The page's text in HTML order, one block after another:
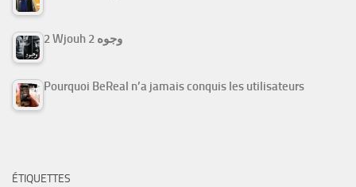
2 Wjouh 2 وجوه
Pourquoi BeReal n’a jamais conquis les utilisateurs
ÉTIQUETTES